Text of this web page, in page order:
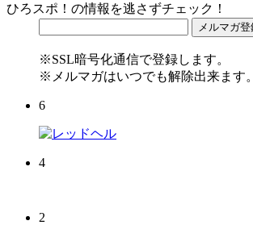
ひろスポ！の情報を逃さずチェック！
※SSL暗号化通信で登録します。
※メルマガはいつでも解除出来ます。
6
4
2